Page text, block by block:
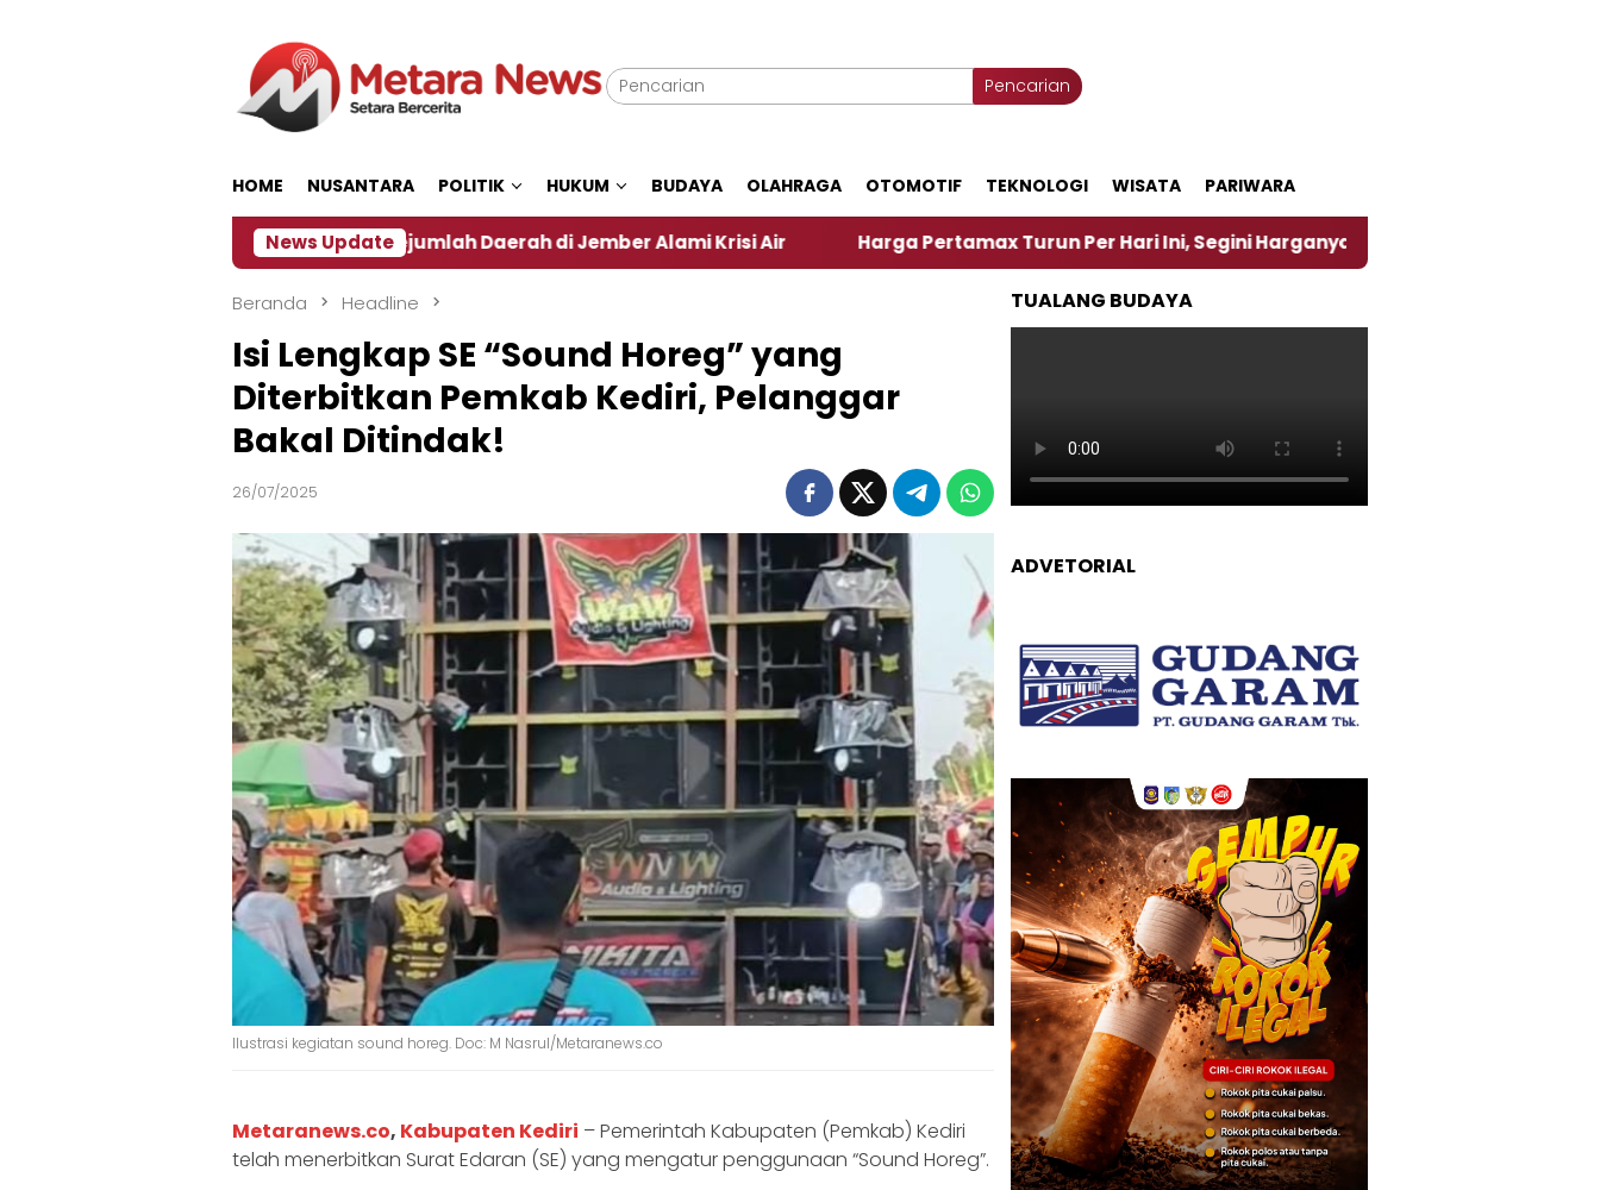
Pencarian
HOME NUSANTARA POLITIK HUKUM BUDAYA OLAHRAGA OTOMOTIF TEKNOLOGI WISATA PARIWARA
News Update
Dampak El Nino, Sejumlah Daerah di Jember Alami Krisi Air Harga Pertamax Turun Per Hari Ini, Segini Harganya ‎Nasirun Maestro Lukis
Beranda Headline
Isi Lengkap SE “Sound Horeg” yang
Diterbitkan Pemkab Kediri, Pelanggar
Bakal Ditindak!
26/07/2025
Ilustrasi kegiatan sound horeg. Doc: M Nasrul/Metaranews.co
Metaranews.co, Kabupaten Kediri – Pemerintah Kabupaten (Pemkab) Kediri
telah menerbitkan Surat Edaran (SE) yang mengatur penggunaan “Sound Horeg”.
TUALANG BUDAYA
ADVETORIAL